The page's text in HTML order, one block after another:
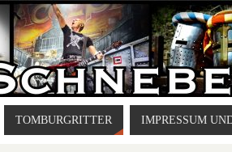
TOMBURGRITTER IMPRESSUM